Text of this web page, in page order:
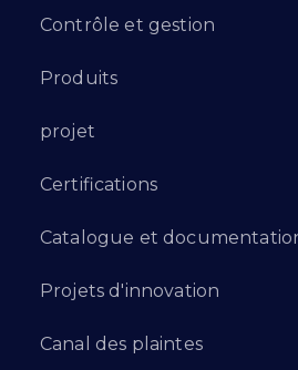
Contrôle et gestion
Produits
projet
Certifications
Catalogue et
Projets d'innovation
Canal des plaintes